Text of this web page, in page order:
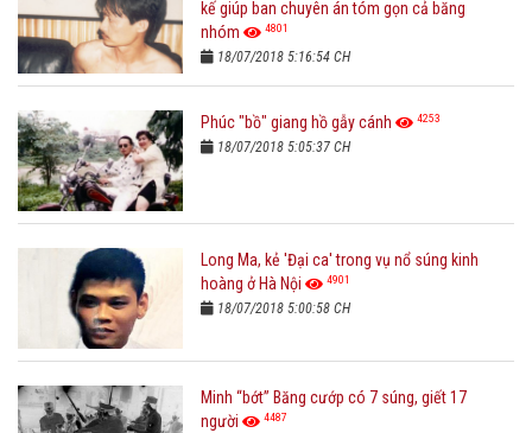
kế giúp ban chuyên án tóm gọn cả băng
nhóm
4801
18/07/2018 5:16:54 CH
Phúc "bồ" giang hồ gẫy cánh 4253
18/07/2018 5:05:37 CH
Long Ma, kẻ 'Đại ca' trong vụ nổ súng kinh
hoàng ở Hà Nội
4901
18/07/2018 5:00:58 CH
Minh “bớt” Băng cướp có 7 súng, giết 17
người
4487